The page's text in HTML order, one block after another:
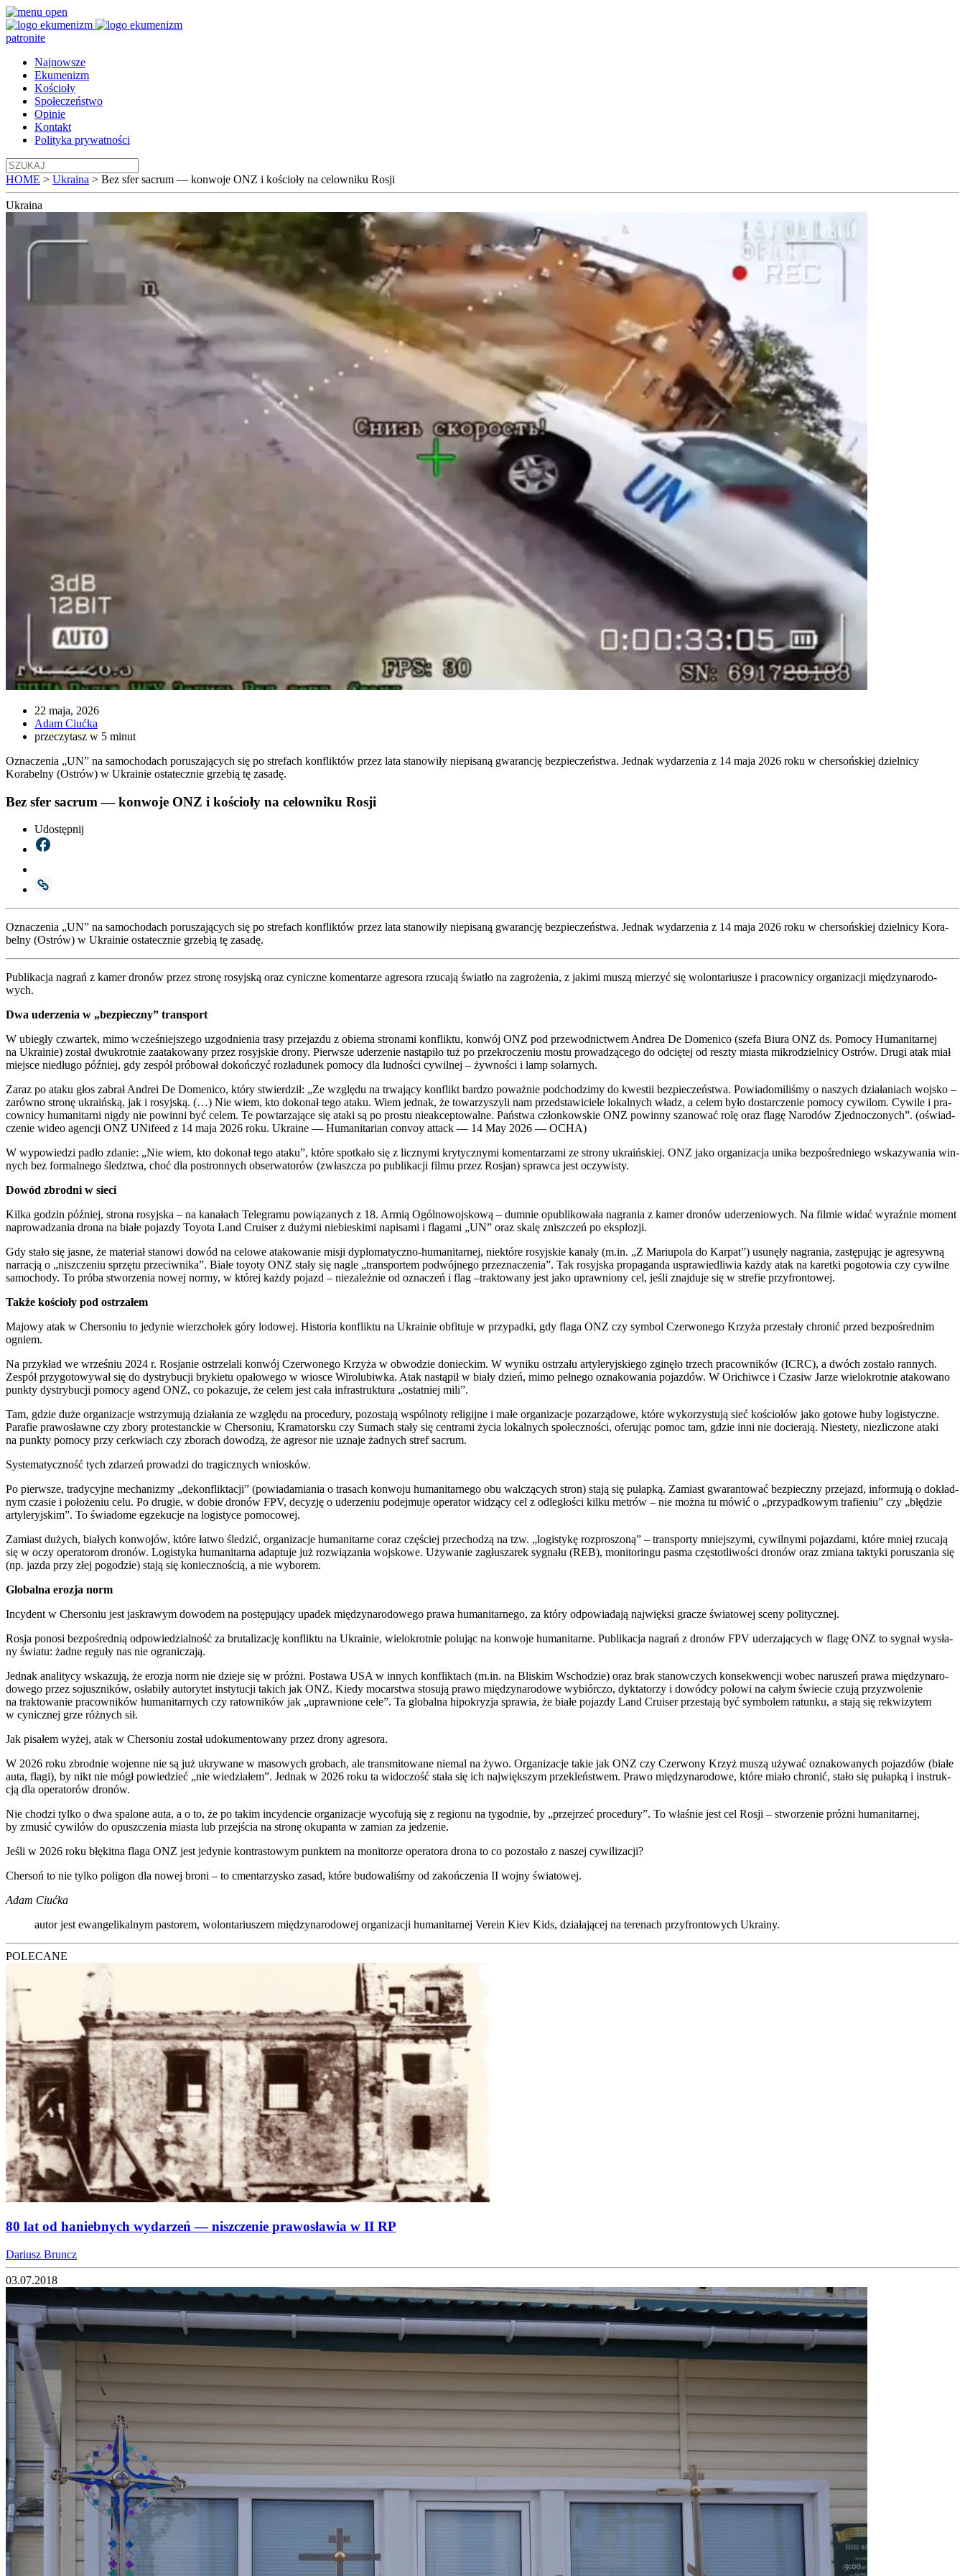
patronite
Najnowsze
Ekumenizm
Kościoły
Społeczeństwo
Opinie
Kontakt
Polityka prywatności
HOME > Ukraina > Bez sfer sacrum — konwoje ONZ i kościoły na celowniku Rosji
Ukraina
22 maja, 2026
Adam Ciućka
przeczytasz w 5 minut
Oznaczenia „UN” na samochodach poruszających się po strefach konfliktów przez lata stanowiły niepisaną gwarancję bezpieczeństwa. Jednak wydarzenia z 14 maja 2026 roku w chersońskiej dzielnicy
Korabelny (Ostrów) w Ukrainie ostatecznie grzebią tę zasadę.
Bez sfer sacrum — konwoje ONZ i kościoły na celowniku Rosji
Udostępnij
Ozna­cze­nia „UN” na samo­cho­dach poru­sza­ją­cych się po stre­fach kon­flik­tów przez lata sta­no­wi­ły nie­pi­sa­ną gwa­ran­cję bez­pie­czeń­stwa. Jed­nak wyda­rze­nia z 14 maja 2026 roku w cher­soń­skiej dziel­ni­cy Kora­
bel­ny (Ostrów) w Ukra­inie osta­tecz­nie grze­bią tę zasa­dę.
Publi­ka­cja nagrań z kamer dro­nów przez stro­nę rosyj­ską oraz cynicz­ne komen­ta­rze agre­so­ra rzu­ca­ją świa­tło na zagro­że­nia, z jaki­mi muszą mie­rzyć się wolon­ta­riu­sze i pra­cow­ni­cy orga­ni­za­cji mię­dzy­na­ro­do­
wych.
Dwa ude­rze­nia w „bez­piecz­ny” trans­port
W ubie­gły czwar­tek, mimo wcze­śniej­sze­go uzgod­nie­nia tra­sy prze­jaz­du z obie­ma stro­na­mi kon­flik­tu, kon­wój ONZ pod prze­wod­nic­twem Andrea De Dome­ni­co (sze­fa Biu­ra ONZ ds. Pomo­cy Huma­ni­tar­nej
na Ukra­inie) został dwu­krot­nie zaata­ko­wa­ny przez rosyj­skie dro­ny. Pierw­sze ude­rze­nie nastą­pi­ło tuż po prze­kro­cze­niu mostu pro­wa­dzą­ce­go do odcię­tej od resz­ty mia­sta mikro­dziel­ni­cy Ostrów. Dru­gi atak miał
miej­sce nie­dłu­go póź­niej, gdy zespół pró­bo­wał dokoń­czyć roz­ła­du­nek pomo­cy dla lud­no­ści cywil­nej – żyw­no­ści i lamp solar­nych.
Zaraz po ata­ku głos zabrał Andrei De Dome­ni­co, któ­ry stwier­dził: „Ze wzglę­du na trwa­ją­cy kon­flikt bar­dzo poważ­nie pod­cho­dzi­my do kwe­stii bez­pie­czeń­stwa. Powia­do­mi­li­śmy o naszych dzia­ła­niach woj­sko –
zarów­no stro­nę ukra­iń­ską, jak i rosyj­ską. (…) Nie wiem, kto doko­nał tego ata­ku. Wiem jed­nak, że towa­rzy­szy­li nam przed­sta­wi­cie­le lokal­nych władz, a celem było dostar­cze­nie pomo­cy cywi­lom. Cywi­le i pra­
cow­ni­cy huma­ni­tar­ni nigdy nie powin­ni być celem. Te powta­rza­ją­ce się ata­ki są po pro­stu nie­ak­cep­to­wal­ne. Pań­stwa człon­kow­skie ONZ powin­ny sza­no­wać rolę oraz fla­gę Naro­dów Zjed­no­czo­nych”. (oświad­
cze­nie wideo agen­cji ONZ UNi­fe­ed z 14 maja 2026 roku. Ukra­ine — Huma­ni­ta­rian convoy attack — 14 May 2026 — OCHA)
W wypo­wie­dzi padło zda­nie: „Nie wiem, kto doko­nał tego ata­ku”, któ­re spo­tka­ło się z licz­ny­mi kry­tycz­ny­mi komen­ta­rza­mi ze stro­ny ukra­iń­skiej. ONZ jako orga­ni­za­cja uni­ka bez­po­śred­nie­go wska­zy­wa­nia win­
nych bez for­mal­ne­go śledz­twa, choć dla postron­nych obser­wa­to­rów (zwłasz­cza po publi­ka­cji fil­mu przez Rosjan) spraw­ca jest oczy­wi­sty.
Dowód zbrod­ni w sie­ci
Kil­ka godzin póź­niej, stro­na rosyj­ska – na kana­łach Tele­gra­mu powią­za­nych z 18. Armią Ogól­no­woj­sko­wą – dum­nie opu­bli­ko­wa­ła nagra­nia z kamer dro­nów ude­rze­nio­wych. Na fil­mie widać wyraź­nie moment
napro­wa­dza­nia dro­na na bia­łe pojaz­dy Toyo­ta Land Cru­iser z duży­mi nie­bie­ski­mi napi­sa­mi i fla­ga­mi „UN” oraz ska­lę znisz­czeń po eks­plo­zji.
Gdy sta­ło się jasne, że mate­riał sta­no­wi dowód na celo­we ata­ko­wa­nie misji dyplo­ma­tycz­no-huma­ni­tar­nej, nie­któ­re rosyj­skie kana­ły (m.in. „Z Mariu­po­la do Kar­pat”) usu­nę­ły nagra­nia, zastę­pu­jąc je agre­syw­ną
nar­ra­cją o „nisz­cze­niu sprzę­tu prze­ciw­ni­ka”. Bia­łe toyo­ty ONZ sta­ły się nagle „trans­por­tem podwój­ne­go prze­zna­cze­nia”. Tak rosyj­ska pro­pa­gan­da uspra­wie­dli­wia każ­dy atak na karet­ki pogo­to­wia czy cywil­ne
samo­cho­dy. To pró­ba stwo­rze­nia nowej nor­my, w któ­rej każ­dy pojazd – nie­za­leż­nie od ozna­czeń i flag –trak­to­wa­ny jest jako upraw­nio­ny cel, jeśli znaj­du­je się w stre­fie przy­fron­to­wej.
Tak­że kościo­ły pod ostrza­łem
Majo­wy atak w Cher­so­niu to jedy­nie wierz­cho­łek góry lodo­wej. Histo­ria kon­flik­tu na Ukra­inie obfi­tu­je w przy­pad­ki, gdy fla­ga ONZ czy sym­bol Czer­wo­ne­go Krzy­ża prze­sta­ły chro­nić przed bez­po­śred­nim
ogniem.
Na przy­kład we wrze­śniu 2024 r. Rosja­nie ostrze­la­li kon­wój Czer­wo­ne­go Krzy­ża w obwo­dzie doniec­kim. W wyni­ku ostrza­łu arty­le­ryj­skie­go zgi­nę­ło trzech pra­cow­ni­ków (ICRC), a dwóch zosta­ło ran­nych.
Zespół przy­go­to­wy­wał się do dys­try­bu­cji bry­kie­tu opa­ło­we­go w wio­sce Wiro­lu­biw­ka. Atak nastą­pił w bia­ły dzień, mimo peł­ne­go ozna­ko­wa­nia pojaz­dów. W Ori­chiw­ce i Cza­siw Jarze wie­lo­krot­nie ata­ko­wa­no
punk­ty dys­try­bu­cji pomo­cy agend ONZ, co poka­zu­je, że celem jest cała infra­struk­tu­ra „ostat­niej mili”.
Tam, gdzie duże orga­ni­za­cje wstrzy­mu­ją dzia­ła­nia ze wzglę­du na pro­ce­du­ry, pozo­sta­ją wspól­no­ty reli­gij­ne i małe orga­ni­za­cje poza­rzą­do­we, któ­re wyko­rzy­stu­ją sieć kościo­łów jako goto­we huby logi­stycz­ne.
Para­fie pra­wo­sław­ne czy zbo­ry pro­te­stanc­kie w Cher­so­niu, Kra­ma­tor­sku czy Sumach sta­ły się cen­tra­mi życia lokal­nych spo­łecz­no­ści, ofe­ru­jąc pomoc tam, gdzie inni nie docie­ra­ją. Nie­ste­ty, nie­zli­czo­ne ata­ki
na punk­ty pomo­cy przy cer­kwiach czy zbo­rach dowo­dzą, że agre­sor nie uzna­je żad­nych stref sacrum.
Sys­te­ma­tycz­ność tych zda­rzeń pro­wa­dzi do tra­gicz­nych wnio­sków.
Po pierw­sze, tra­dy­cyj­ne mecha­ni­zmy „dekon­flik­ta­cji” (powia­da­mia­nia o tra­sach kon­wo­ju huma­ni­tar­ne­go obu wal­czą­cych stron) sta­ją się pułap­ką. Zamiast gwa­ran­to­wać bez­piecz­ny prze­jazd, infor­mu­ją o dokład­
nym cza­sie i poło­że­niu celu. Po dru­gie, w dobie dro­nów FPV, decy­zję o ude­rze­niu podej­mu­je ope­ra­tor widzą­cy cel z odle­gło­ści kil­ku metrów – nie moż­na tu mówić o „przy­pad­ko­wym tra­fie­niu” czy „błę­dzie
arty­le­ryj­skim”. To świa­do­me egze­ku­cje na logi­sty­ce pomo­co­wej.
Zamiast dużych, bia­łych kon­wo­jów, któ­re łatwo śle­dzić, orga­ni­za­cje huma­ni­tar­ne coraz czę­ściej prze­cho­dzą na tzw. „logi­sty­kę roz­pro­szo­ną” – trans­por­ty mniej­szy­mi, cywil­ny­mi pojaz­da­mi, któ­re mniej rzu­ca­ją
się w oczy ope­ra­to­rom dro­nów. Logi­sty­ka huma­ni­tar­na adap­tu­je już roz­wią­za­nia woj­sko­we. Uży­wa­nie zagłu­sza­rek sygna­łu (REB), moni­to­rin­gu pasma czę­sto­tli­wo­ści dro­nów oraz zmia­na tak­ty­ki poru­sza­nia się
(np. jaz­da przy złej pogo­dzie) sta­ją się koniecz­no­ścią, a nie wybo­rem.
Glo­bal­na ero­zja norm
Incy­dent w Cher­so­niu jest jaskra­wym dowo­dem na postę­pu­ją­cy upa­dek mię­dzy­na­ro­do­we­go pra­wa huma­ni­tar­ne­go, za któ­ry odpo­wia­da­ją naj­więk­si gra­cze świa­to­wej sce­ny poli­tycz­nej.
Rosja pono­si bez­po­śred­nią odpo­wie­dzial­ność za bru­ta­li­za­cję kon­flik­tu na Ukra­inie, wie­lo­krot­nie polu­jąc na kon­wo­je huma­ni­tar­ne. Publi­ka­cja nagrań z dro­nów FPV ude­rza­ją­cych w fla­gę ONZ to sygnał wysła­
ny świa­tu: żad­ne regu­ły nas nie ogra­ni­cza­ją.
Jed­nak ana­li­ty­cy wska­zu­ją, że ero­zja norm nie dzie­je się w próż­ni. Posta­wa USA w innych kon­flik­tach (m.in. na Bli­skim Wscho­dzie) oraz brak sta­now­czych kon­se­kwen­cji wobec naru­szeń pra­wa mię­dzy­na­ro­
do­we­go przez sojusz­ni­ków, osła­bi­ły auto­ry­tet insty­tu­cji takich jak ONZ. Kie­dy mocar­stwa sto­su­ją pra­wo mię­dzy­na­ro­do­we wybiór­czo, dyk­ta­to­rzy i dowód­cy polo­wi na całym świe­cie czu­ją przy­zwo­le­nie
na trak­to­wa­nie pra­cow­ni­ków huma­ni­tar­nych czy ratow­ni­ków jak „upraw­nio­ne cele”. Ta glo­bal­na hipo­kry­zja spra­wia, że bia­łe pojaz­dy Land Cru­iser prze­sta­ją być sym­bo­lem ratun­ku, a sta­ją się rekwi­zy­tem
w cynicz­nej grze róż­nych sił.
Jak pisa­łem wyżej, atak w Cher­so­niu został udo­ku­men­to­wa­ny przez dro­ny agre­so­ra.
W 2026 roku zbrod­nie wojen­ne nie są już ukry­wa­ne w maso­wych gro­bach, ale trans­mi­to­wa­ne nie­mal na żywo. Orga­ni­za­cje takie jak ONZ czy Czer­wo­ny Krzyż muszą uży­wać ozna­ko­wa­nych pojaz­dów (bia­łe
auta, fla­gi), by nikt nie mógł powie­dzieć „nie wie­dzia­łem”. Jed­nak w 2026 roku ta wido­czość sta­ła się ich naj­więk­szym prze­kleń­stwem. Pra­wo mię­dzy­na­ro­do­we, któ­re mia­ło chro­nić, sta­ło się pułap­ką i instruk­
cją dla ope­ra­to­rów dro­nów.
Nie cho­dzi tyl­ko o dwa spa­lo­ne auta, a o to, że po takim incy­den­cie orga­ni­za­cje wyco­fu­ją się z regio­nu na tygo­dnie, by „przej­rzeć pro­ce­du­ry”. To wła­śnie jest cel Rosji – stwo­rze­nie próż­ni huma­ni­tar­nej,
by zmu­sić cywi­lów do opusz­cze­nia mia­sta lub przej­ścia na stro­nę oku­pan­ta w zamian za jedze­nie.
Jeśli w 2026 roku błę­kit­na fla­ga ONZ jest jedy­nie kon­tra­sto­wym punk­tem na moni­to­rze ope­ra­to­ra dro­na to co pozo­sta­ło z naszej cywi­li­za­cji?
Cher­soń to nie tyl­ko poli­gon dla nowej bro­ni – to cmen­ta­rzy­sko zasad, któ­re budo­wa­li­śmy od zakoń­cze­nia II woj­ny świa­to­wej.
Adam Ciuć­ka
autor jest ewan­ge­li­kal­nym pasto­rem, wolon­ta­riu­szem mię­dzy­na­ro­do­wej orga­ni­za­cji huma­ni­tar­nej Vere­in Kiev Kids, dzia­ła­ją­cej na tere­nach przy­fron­to­wych Ukra­iny.
POLECANE
80 lat od haniebnych wydarzeń — niszczenie prawosławia w II RP
Dariusz Bruncz
03.07.2018